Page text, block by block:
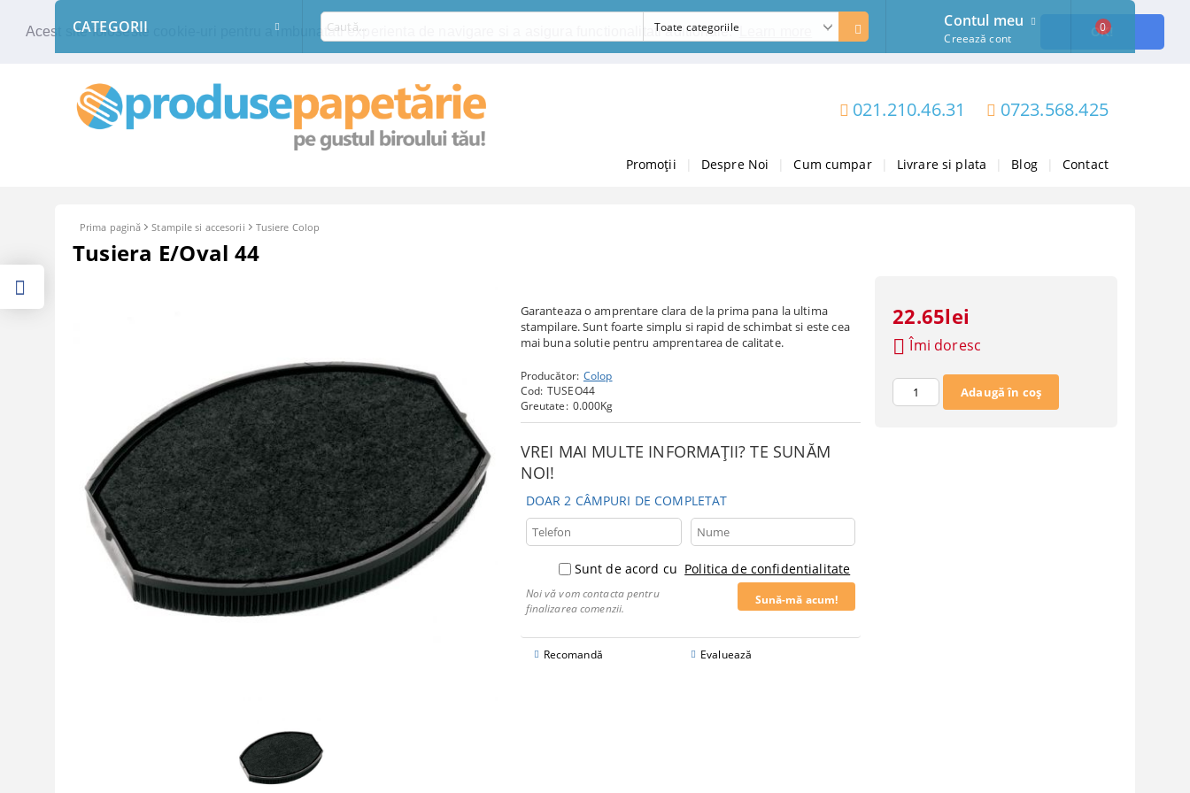
Acest site foloseste cookie-uri pentru a imbunatati experienta de navigare si a asigura functionalitati aditionale. OK!
021.210.46.31 0723.568.425
Promoții Despre Noi Cum cumpar Livrare si plata Blog Contact
CATEGORII Contul meu
Creează cont
0
Prima pagină Stampile si accesorii Tusiere Colop
Tusiera E/Oval 44
Garanteaza o amprentare clara de la prima pana la ultima
stampilare. Sunt foarte simplu si rapid de schimbat si este cea
mai buna solutie pentru amprentarea de calitate.
Producător: Colop
Cod: TUSEO44
Greutate: 0.000Kg
VREI MAI MULTE INFORMAȚII? TE SUNĂM
NOI!
DOAR 2 CÂMPURI DE COMPLETAT
Sunt de acord cu Politica de confidentialitate
Noi vă vom contacta pentru
finalizarea comenzii.
Recomandă Evaluează
22.65lei
Îmi doresc